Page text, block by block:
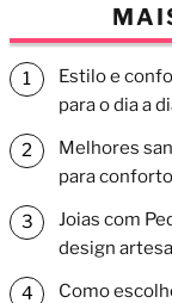
Estilo e
para o dia a
Melhores
para
Joias com
design
Como